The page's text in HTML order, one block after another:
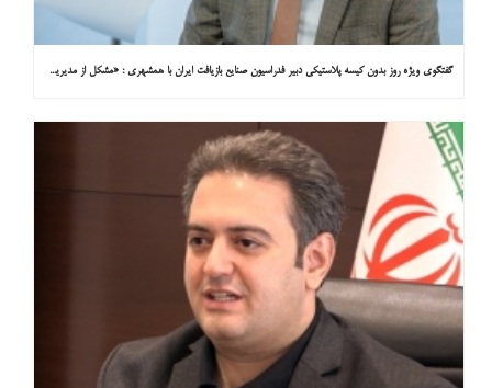
گفتگوی ویژه روز بدون کیسه پلاستیکی دبیر فدراسیون صنایع بازیافت ایران با همشهری : «مشکل از مدیریت پسماند پلاستیکی است، نه کیسه پلاستیکی»